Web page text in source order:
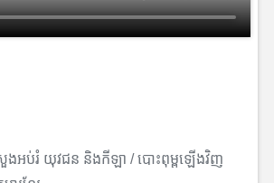
ប់រំ យុវជន និងកីឡា / បោះពុម្ពឡើងវិញ